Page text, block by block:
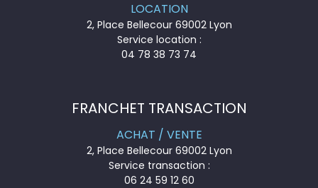
LOCATION
2, Place Bellecour 69002 Lyon
Service location :
04 78 38 73 74
FRANCHET TRANSACTION
ACHAT / VENTE
2, Place Bellecour 69002 Lyon
Service transaction :
06 24 59 12 60